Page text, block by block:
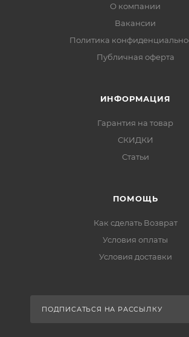
О компании
Вакансии
Политика
Публичная оферта
ИНФОРМАЦИЯ
Гарантия на товар
СКИДКИ
Статьи
ПОМОЩЬ
Как сделать Возврат
Условия оплаты
Условия доставки
ПОДПИСАТЬСЯ НА РАССЫЛКУ